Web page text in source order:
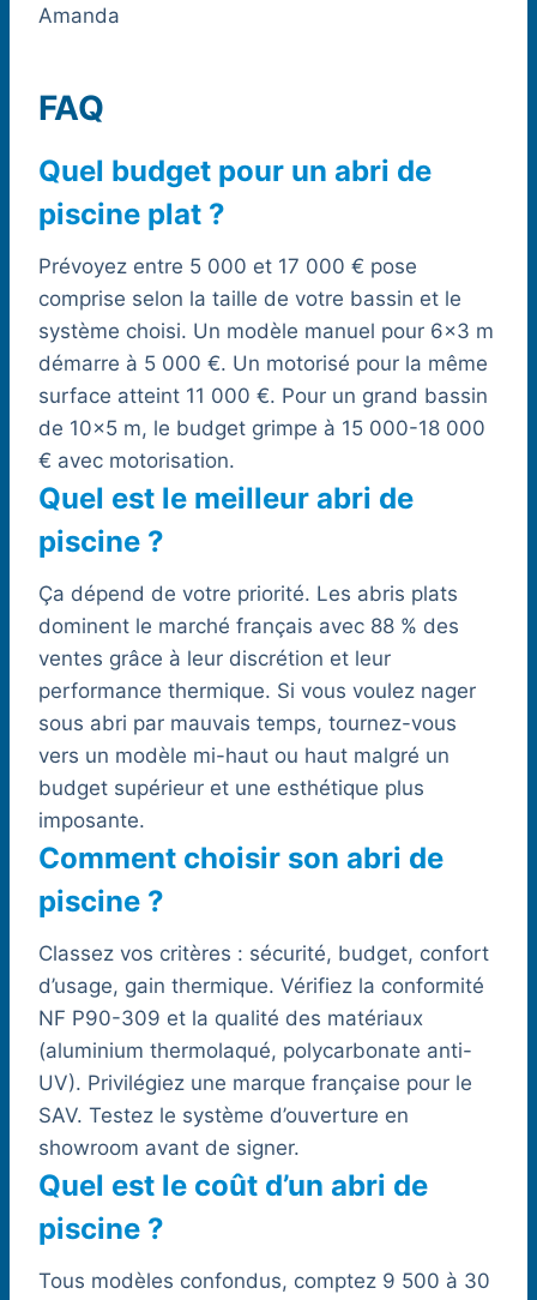
Amanda
FAQ
Quel budget pour un abri de
piscine plat ?
Prévoyez entre 5 000 et 17 000 € pose
comprise selon la taille de votre bassin et le
système choisi. Un modèle manuel pour 6×3 m
démarre à 5 000 €. Un motorisé pour la même
surface atteint 11 000 €. Pour un grand bassin
de 10×5 m, le budget grimpe à 15 000-18 000
€ avec motorisation.
Quel est le meilleur abri de
piscine ?
Ça dépend de votre priorité. Les abris plats
dominent le marché français avec 88 % des
ventes grâce à leur discrétion et leur
performance thermique. Si vous voulez nager
sous abri par mauvais temps, tournez-vous
vers un modèle mi-haut ou haut malgré un
budget supérieur et une esthétique plus
imposante.
Comment choisir son abri de
piscine ?
Classez vos critères : sécurité, budget, confort
d’usage, gain thermique. Vérifiez la conformité
NF P90-309 et la qualité des matériaux
(aluminium thermolaqué, polycarbonate anti-
UV). Privilégiez une marque française pour le
SAV. Testez le système d’ouverture en
showroom avant de signer.
Quel est le coût d’un abri de
piscine ?
Tous modèles confondus, comptez 9 500 à 30